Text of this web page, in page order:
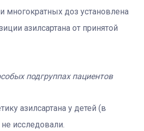
многократных доз установлена
азилсартана от принятой
подгруппах пациентов
азилсартана у детей (в
исследовали.